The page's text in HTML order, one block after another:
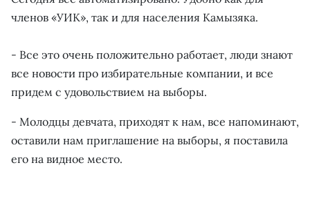
членов «УИК», так и для населения Камызяка.
- Все это очень положительно работает, люди знают
все новости про избирательные компании, и все
придем с удовольствием на выборы.
- Молодцы девчата, приходят к нам, все напоминают,
оставили нам приглашение на выборы, я поставила
его на видное место.